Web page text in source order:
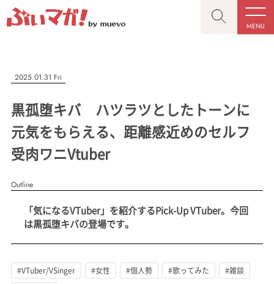
MENU
CLOSE
記事を検索する
#VTuber/VSinger #男性 #女性 #バ美肉 #男の娘
#獣系 #動物系 #企業公式 #個人勢
CLOSE
“推しへの応援を形にする”VTuber専門メディア
記事一覧
プレスリリース一覧
会社概要
お問い合わせ
2025.01.31 Fri
黒孤堕キバ ハツラツとしたトーンに
元気をもらえる、距離感近めのセルフ
受肉ワニVtuber
Outline
「気になるVTuber」を紹介するPick-Up VTuber。今回
は黒孤堕キバの登場です。
#VTuber/VSinger #女性 #個人勢 #歌ってみた
#雑談